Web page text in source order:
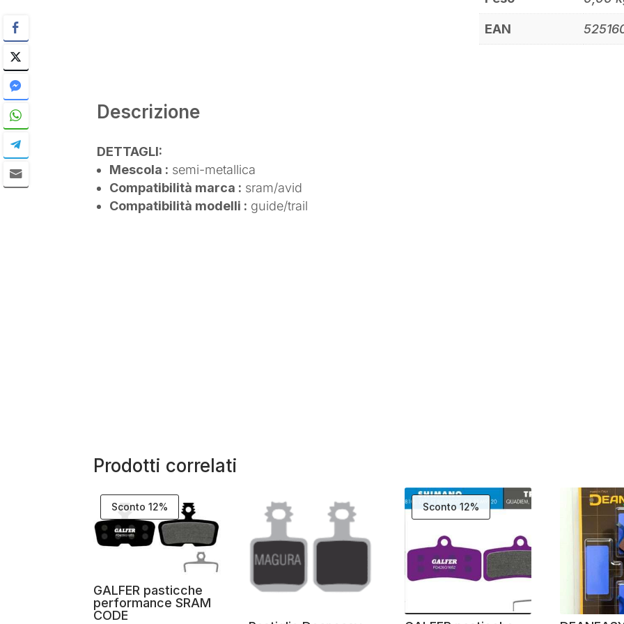
EAN
Descrizione
DETTAGLI:
Mescola : semi-metallica
Compatibilità marca : sram/avid
Compatibilità modelli : guide/trail
Prodotti correlati
Sconto 12%
GALFER pasticche
performance SRAM
CODE
Sconto 12%